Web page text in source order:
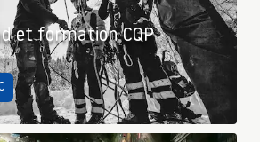
et formation CQP